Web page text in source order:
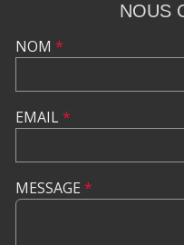
NOUS
NOM *
EMAIL*
MESSAGE *